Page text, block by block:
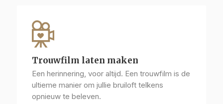
Trouwfilm laten maken
Een herinnering, voor altijd. Een trouwfilm is de
ultieme manier om jullie bruiloft telkens
opnieuw te beleven.